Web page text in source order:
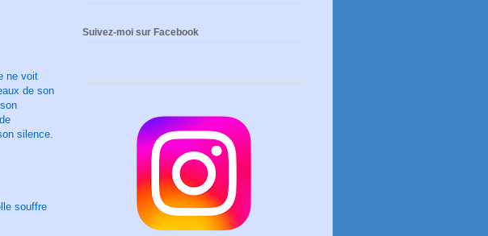
ne voit
de son
silence.
souffre
Suivez-moi sur Facebook